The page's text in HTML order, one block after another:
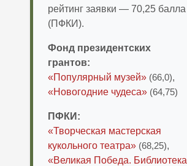
рейтинг заявки — 70,25 балла
(ПФКИ).
Фонд президентских
грантов:
«Популярный музей» (66,0),
«Новогодние чудеса» (64,75)
ПФКИ:
«Творческая мастерская
кукольного театра» (68,25),
«Великая Победа. Библиотека